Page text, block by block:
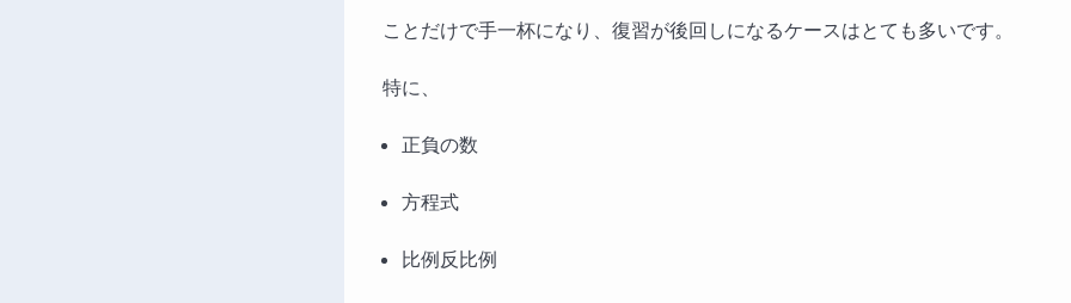
ことだけで手一杯になり、復習が後回しになるケースはとても多いです。
特に、
正負の数
方程式
比例反比例